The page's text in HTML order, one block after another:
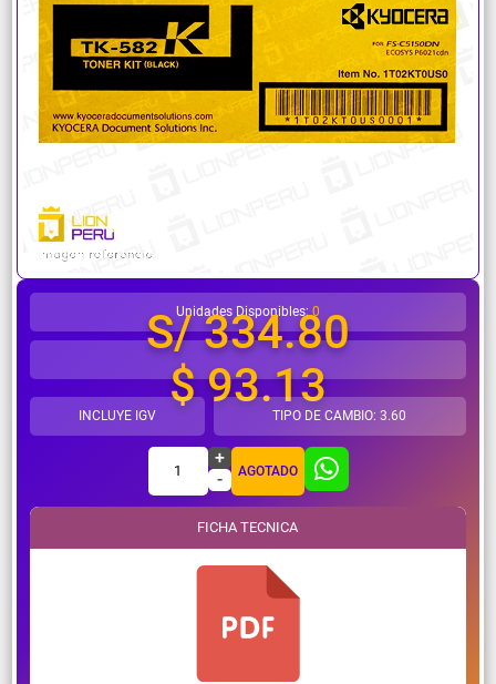
SOY NUEVO
¿Necesitas ayuda?
Unidades Disponibles:0
S/ 334.80
$ 93.13
INCLUYE IGV TIPO DE CAMBIO: 3.60
1
+
-
AGOTADO
FICHA TECNICA